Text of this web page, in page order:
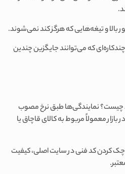
بالا و تیغه‌هایی که هرگز کند نمی‌شوند.
که می‌توانند جایگزین چندین
چیست؟ نمایندگی‌ها طبق نرخ مصوب
معمولاً مربوط به کالای قاچاق یا
چک کردن کد فنی در سایت اصلی، کیفیت